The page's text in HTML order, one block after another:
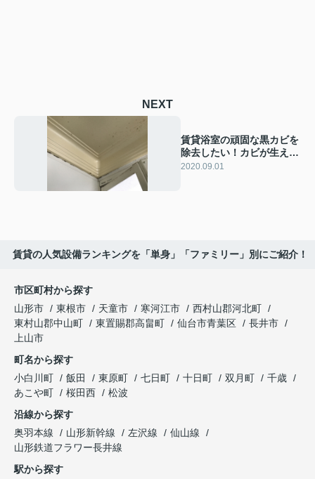
NEXT
賃貸浴室の頑固な黒カビを
除去したい！カビが生える
原因や除去法を解説
2020.09.01
賃貸の人気設備ランキングを「単身」「ファミリー」別にご紹介！
市区町村から探す
山形市
東根市 天童市 寒河江市
西村山郡河北町
東村山郡中山町
東置賜郡高畠町 仙台市青葉区
長井市
上山市
町名から探す
小白川町
飯田 東原町 七日町 十日町 双月町
千歳
あこや町
桜田西
松波
沿線から探す
奥羽本線
山形新幹線 左沢線
仙山線
山形鉄道フラワー長井線
駅から探す